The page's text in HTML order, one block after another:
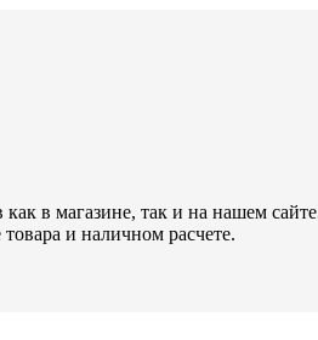
в магазине, так и на нашем
и наличном расчете.